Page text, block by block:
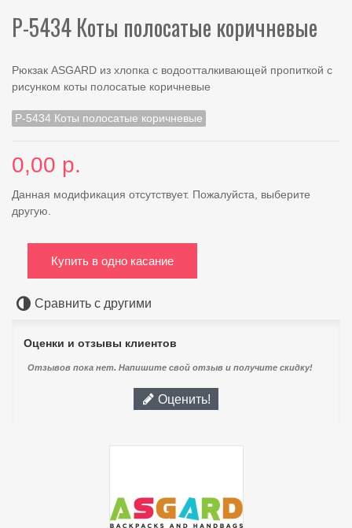
Р-5434 Коты полосатые коричневые
Рюкзак ASGARD из хлопка с водоотталкивающей пропиткой с
рисунком коты полосатые коричневые
Р-5434 Коты полосатые коричневые
0,00 р.
Данная модификация отсутствует. Пожалуйста, выберите
другую.
Купить в одно касание
Сравнить с другими
Оценки и отзывы клиентов
Отзывов пока нет. Напишите свой отзыв и получите скидку!
Оценить!